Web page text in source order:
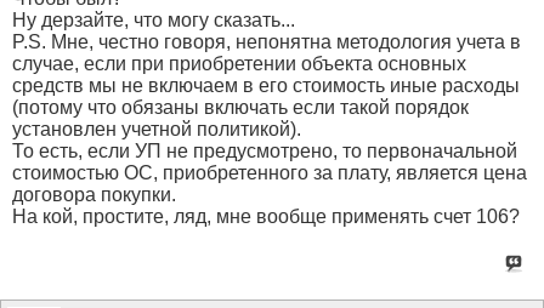
Ну дерзайте, что могу сказать...
P.S. Мне, честно говоря, непонятна методология учета в
случае, если при приобретении объекта основных
средств мы не включаем в его стоимость иные расходы
(потому что обязаны включать если такой порядок
установлен учетной политикой).
То есть, если УП не предусмотрено, то первоначальной
стоимостью ОС, приобретенного за плату, является цена
договора покупки.
На кой, простите, ляд, мне вообще применять счет 106?